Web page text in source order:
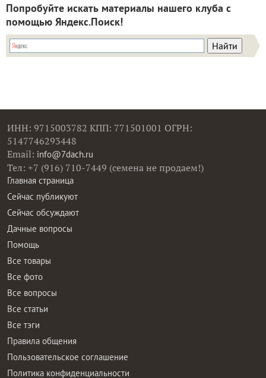
Попробуйте искать материалы нашего клуба с
помощью Яндекс.Поиск!
ИНН: 9715003782 КПП: 771501001 ОГРН:
5147746293448
Email: info@7dach.ru
Тел: +7 (916) 710-7449 (семена не продаем!)
Главная страница
Сейчас публикуют
Сейчас обсуждают
Дачные вопросы
Помощь
Все товары
Все фото
Все вопросы
Все статьи
Все тэги
Правила общения
Пользовательское соглашение
Политика конфиденциальности